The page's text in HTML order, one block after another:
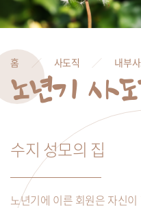
홈 사도직 내부
노년기 사
수지 성모의 집
노년기에 이른 회원은 자신